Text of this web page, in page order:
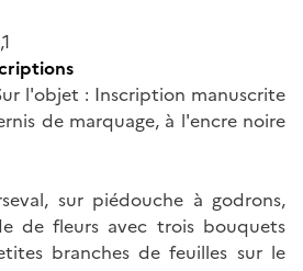
l'objet : Inscription manuscrite
de marquage, à l'encre noire
sur piédouche à godrons,
de fleurs avec trois bouquets
branches de feuilles sur le